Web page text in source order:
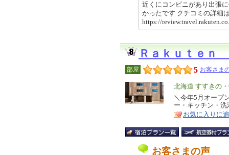
近くにコンビニがあり出張
かったです クチコミの詳
https://
Ｒａｋｕｔｅｎ
部屋 5 お客さま
エ
リ
ア
北海道 すすきの
特
＼今年5月オープ
ー・キッチン・
お気に入りに
お客さまの声